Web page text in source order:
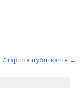
Старіша публікація →